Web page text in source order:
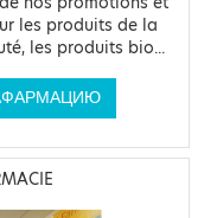
les produits de la
les produits bio...